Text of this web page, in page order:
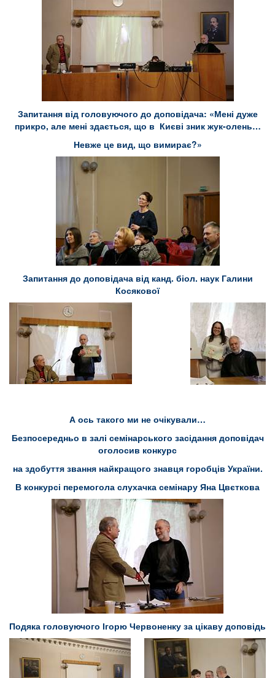
Запитання від головуючого до доповідача: «Мені дуже
прикро, але мені здається, що в Києві зник жук-олень…
Невже це вид, що вимирає?»
Запитання до доповідача від канд. біол. наук Галини
Косякової
А ось такого ми не очікували…
Безпосередньо в залі семінарського засідання доповідач
оголосив конкурс
на здобуття звання найкращого знавця горобців України.
В конкурсі перемогола слухачка семінару Яна Цвєткова
Подяка головуючого Ігорю Червоненку за цікаву доповідь